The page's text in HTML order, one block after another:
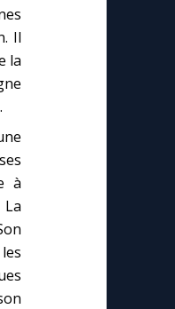
Il
la
à